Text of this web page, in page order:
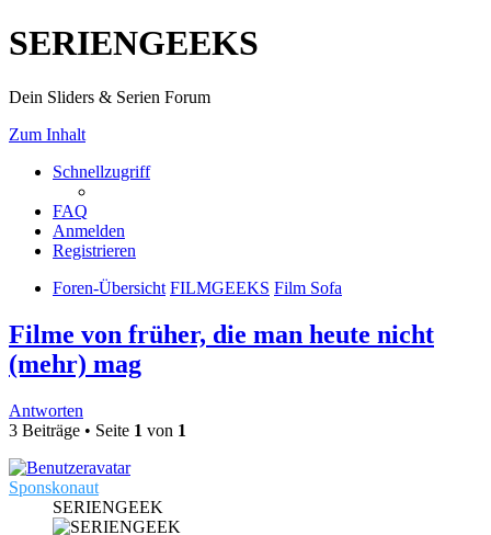
SERIENGEEKS
Dein Sliders & Serien Forum
Zum Inhalt
Schnellzugriff
FAQ
Anmelden
Registrieren
Foren-Übersicht FILMGEEKS Film Sofa
Filme von früher, die man heute nicht
(mehr) mag
Antworten
3 Beiträge • Seite 1 von 1
Sponskonaut
SERIENGEEK